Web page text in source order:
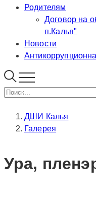
Родителям
Договор на
п.Калья"
Новости
ДШИ Калья
Галерея
Ура,